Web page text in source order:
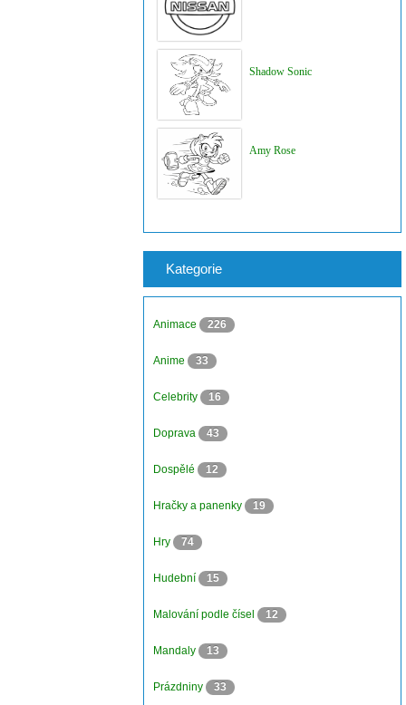
Shadow Sonic
Amy Rose
Kategorie
Animace 226
Anime 33
Celebrity 16
Doprava 43
Dospělé 12
Hračky a panenky 19
Hry 74
Hudební 15
Malování podle čísel 12
Mandaly 13
Prázdniny 33